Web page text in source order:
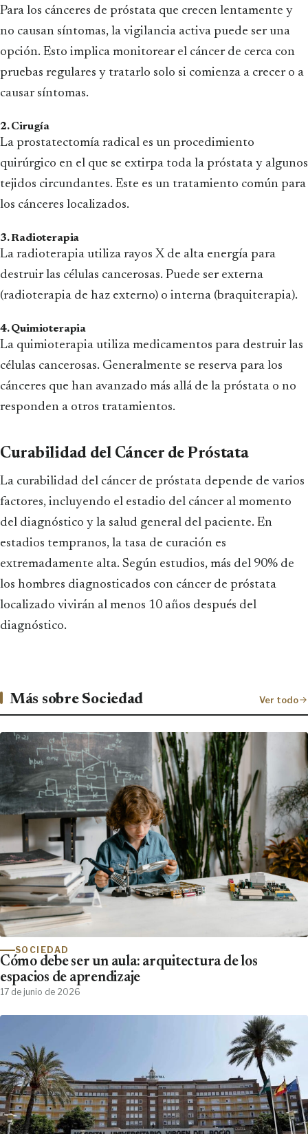
Para los cánceres de próstata que crecen lentamente y
no causan síntomas, la vigilancia activa puede ser una
opción. Esto implica monitorear el cáncer de cerca con
pruebas regulares y tratarlo solo si comienza a crecer o a
causar síntomas.
2. Cirugía
La prostatectomía radical es un procedimiento
quirúrgico en el que se extirpa toda la próstata y algunos
tejidos circundantes. Este es un tratamiento común para
los cánceres localizados.
3. Radioterapia
La radioterapia utiliza rayos X de alta energía para
destruir las células cancerosas. Puede ser externa
(radioterapia de haz externo) o interna (braquiterapia).
4. Quimioterapia
La quimioterapia utiliza medicamentos para destruir las
células cancerosas. Generalmente se reserva para los
cánceres que han avanzado más allá de la próstata o no
responden a otros tratamientos.
Curabilidad del Cáncer de Próstata
La curabilidad del cáncer de próstata depende de varios
factores, incluyendo el estadio del cáncer al momento
del diagnóstico y la salud general del paciente. En
estadios tempranos, la tasa de curación es
extremadamente alta. Según estudios, más del 90% de
los hombres diagnosticados con cáncer de próstata
localizado vivirán al menos 10 años después del
diagnóstico.
Más sobre Sociedad Ver todo
SOCIEDAD
Cómo debe ser un aula: arquitectura de los
espacios de aprendizaje
17 de junio de 2026